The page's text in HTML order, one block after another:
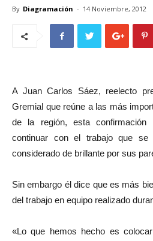
By Diagramación - 14 Noviembre, 2012
A Juan Carlos Sáez, reelecto
Gremial que reúne a las más
de la región, esta
continuar con el trabajo que se
considerado de brillante por sus
Sin embargo él dice que es más
del trabajo en equipo realizado
«Lo que hemos hecho es